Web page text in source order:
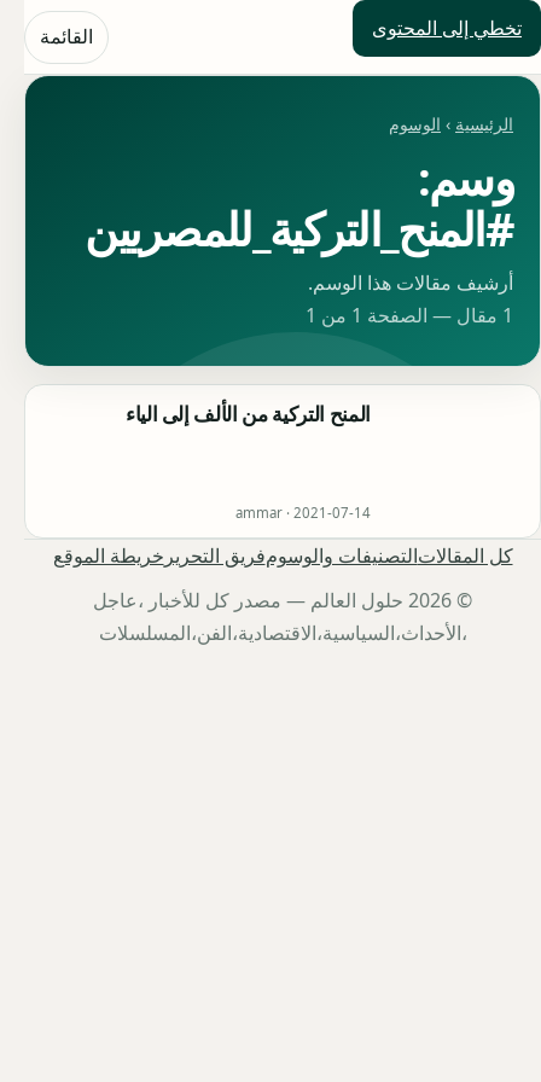
تخطي إلى المحتوى
حلول العالم القائمة
الرئيسية › الوسوم
وسم:
#المنح_التركية_للمصريين
أرشيف مقالات هذا الوسم.
1 مقال — الصفحة 1 من 1
المنح التركية من الألف إلى الياء
ammar · 2021-07-14
كل المقالاتالتصنيفات والوسومفريق التحرير خريطة الموقع
© 2026 حلول العالم — مصدر كل للأخبار ،عاجل
،الأحداث،السياسية،الاقتصادية،الفن،المسلسلات